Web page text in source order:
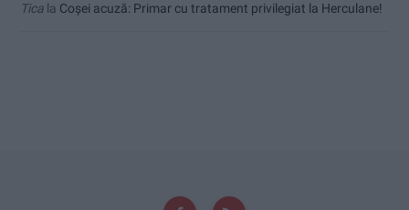
Tica la Coșei acuză: Primar cu tratament privilegiat la Herculane!